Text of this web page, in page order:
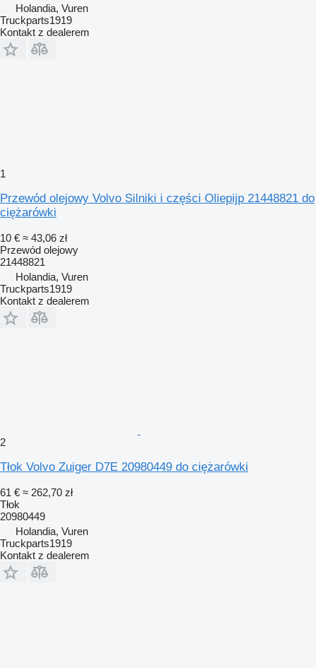
Holandia, Vuren
Truckparts1919
Kontakt z dealerem
1
Przewód olejowy Volvo Silniki i części Oliepijp 21448821 do
ciężarówki
10 € ≈ 43,06 zł
Przewód olejowy
21448821
Holandia, Vuren
Truckparts1919
Kontakt z dealerem
2
Tłok Volvo Zuiger D7E 20980449 do ciężarówki
61 € ≈ 262,70 zł
Tłok
20980449
Holandia, Vuren
Truckparts1919
Kontakt z dealerem